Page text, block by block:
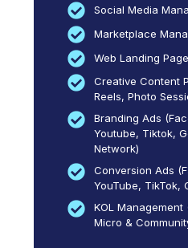
Social Media
Marketplace
Web Landing
Creative Content
Reels, Photo
Branding Ads
Youtube, Tiktok,
Network)
Conversion Ads
YouTube, TikTok,
KOL
Micro &